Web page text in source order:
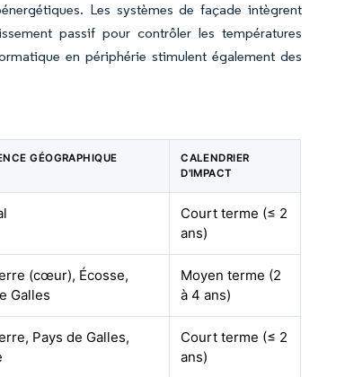
Les systèmes de façade intègrent
passif pour contrôler les températures
en périphérie stimulent également des
GÉOGRAPHIQUE
CALENDRIER
D'IMPACT
Court terme (≤ 2
ans)
(cœur), Écosse,
Galles
Moyen terme (2
à 4 ans)
Pays de Galles,
Court terme (≤ 2
ans)